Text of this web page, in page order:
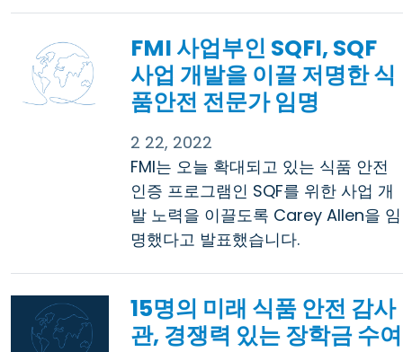
FMI 사업부인 SQFI, SQF
사업 개발을 이끌 저명한 식
품안전 전문가 임명
2 22, 2022
FMI는 오늘 확대되고 있는 식품 안전
인증 프로그램인 SQF를 위한 사업 개
발 노력을 이끌도록 Carey Allen을 임
명했다고 발표했습니다.
15명의 미래 식품 안전 감사
관, 경쟁력 있는 장학금 수여